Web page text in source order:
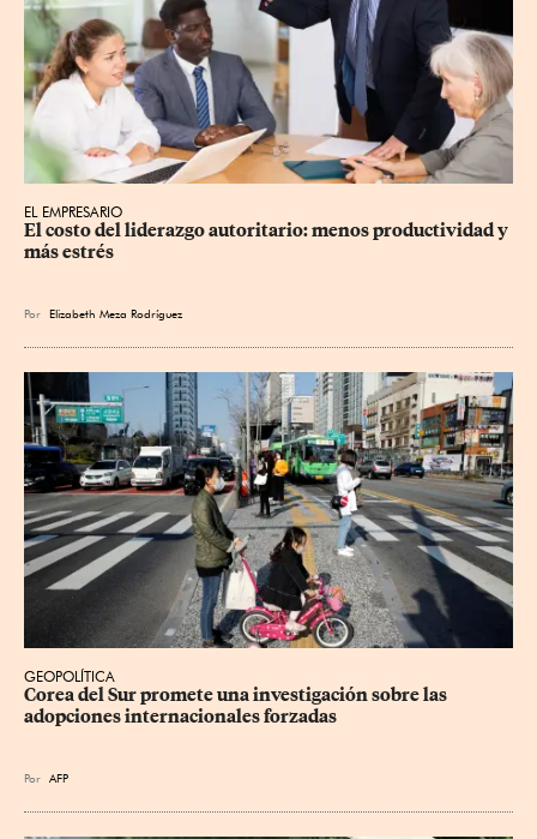
EL EMPRESARIO
El costo del liderazgo autoritario: menos productividad y
más estrés
Por Elizabeth Meza Rodríguez
GEOPOLÍTICA
Corea del Sur promete una investigación sobre las
adopciones internacionales forzadas
Por AFP